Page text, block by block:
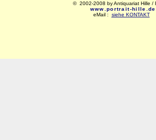
© 2002-2008 by Antiquariat Hille /
www.portrait-hille.de
eMail : siehe KONTAKT